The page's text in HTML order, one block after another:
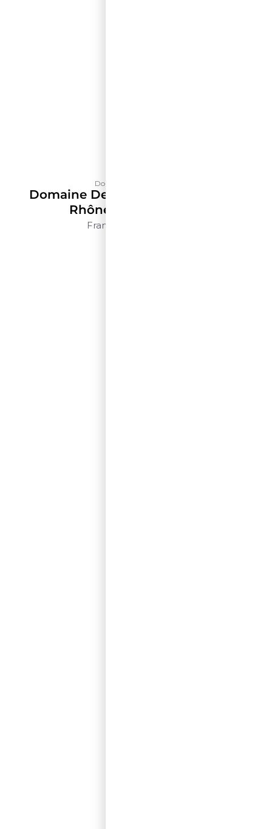
Domaine de La Solitude
Domaine De La Solitude Côtes Du
Rhône Blanc – 500ml
França